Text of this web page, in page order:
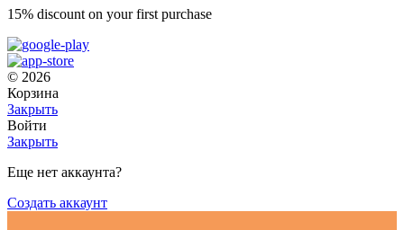
15% discount on your first purchase
© 2026
Корзина
Закрыть
Войти
Закрыть
Еще нет аккаунта?
Создать аккаунт